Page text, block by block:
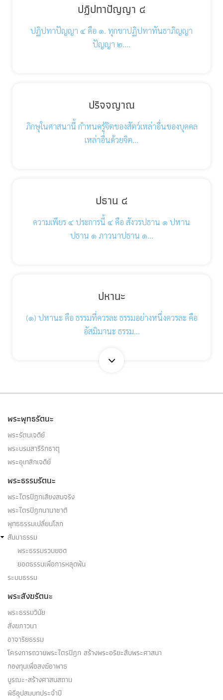
ปฏิปทาปัญญา ๔
ปฏิปทาปัญญา ๔ คือ ๑. ทุกขาปฏิปทาทันธาภิญญา
ปัญญา ๒.…
ปริจจญาณ
ภิกษุในศาสนานี้ กำหนดรู้จิตของสัตว์เหล่าอื่นของบุคคล
เหล่าอื่นด้วยจิต…
ปธาน ๔
ความเพียร ๔ ประการนี้ ๔ คือ สังวรปธาน ๑ ปหาน
ปธาน ๑ ภาวนาปธาน ๑…
ปหานะ
(๑) ปหานะ คือ ธรรมที่ควรละ ธรรมอย่างหนึ่งควรละ คือ
อัสมิมานะ ธรรม…
ปัจจัย ๒๔
ปัจจัย ๒๔ ๑. เหตุปัจจัย เหตุปัจจัย คือ (เหตุ โลภะ โทสะ
ก็ปฏิสังขานพละเป็นไฉน บุคคลบางคนในโลกนี้ ย่อม
พระพุทธรัตนะ
พระรัตนเจดีย์
พระบรมสารีริกธาตุ
พระอุเทสิกเจดีย์
พระธรรมรัตนะ
พระไตรปิฎกเสียงสมจริง
พระไตรปิฎกนานาชาติ
พุทธธรรมเปลี่ยนโลก
สัมมาธรรม
พระธรรมรวบยอด
ยอดธรรมเพื่อการหลุดพ้น
ระบบธรรม
พระสังฆรัตนะ
พระธรรมวินัย
สังฆภาวนา
อาจาริยธรรม
โครงการถวายพระไตรปิฎก สร้างพระอริยะสืบพระศาสนา
กองทุนเพื่อสงฆ์อาพาธ
บูรณะ-สร้างศาสนสถาน
พิธีอุปสมบทประจำปี